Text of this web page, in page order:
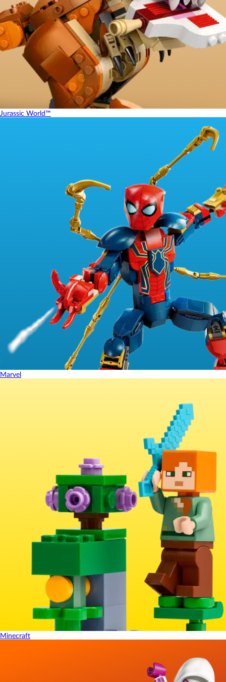
Jurassic World™
Marvel
Minecraft